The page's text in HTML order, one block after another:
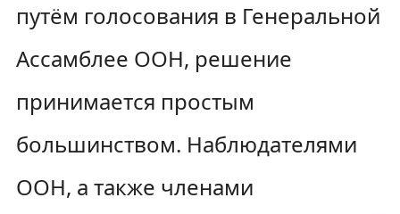
путём голосования в Генеральной
Ассамблее ООН, решение
принимается простым
большинством. Наблюдателями
ООН, а также членами